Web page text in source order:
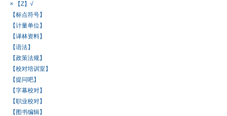
× 【Z】√
【标点符号】
【计量单位】
【译林资料】
【语法】
【政策法规】
【校对培训室】
【提问吧】
【字幕校对】
【职业校对】
【图书编辑】